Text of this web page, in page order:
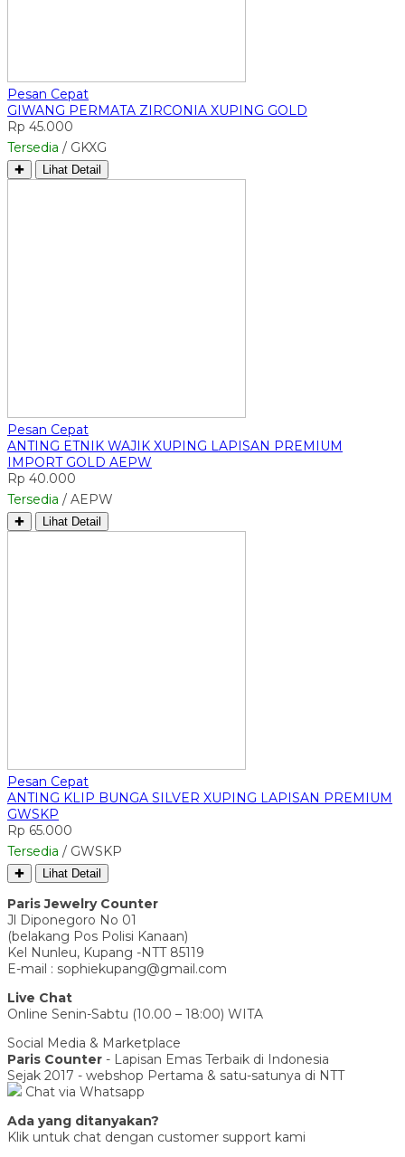
Pesan Cepat
GIWANG PERMATA ZIRCONIA XUPING GOLD
Rp 45.000
Tersedia / GKXG
✚ Lihat Detail
Pesan Cepat
ANTING ETNIK WAJIK XUPING LAPISAN PREMIUM
IMPORT GOLD AEPW
Rp 40.000
Tersedia / AEPW
✚ Lihat Detail
Pesan Cepat
ANTING KLIP BUNGA SILVER XUPING LAPISAN PREMIUM
GWSKP
Rp 65.000
Tersedia / GWSKP
✚ Lihat Detail
Paris Jewelry Counter
Jl Diponegoro No 01
(belakang Pos Polisi Kanaan)
Kel Nunleu, Kupang -NTT 85119
E-mail : sophiekupang@gmail.com
Live Chat
Online Senin-Sabtu (10.00 – 18:00) WITA
Social Media & Marketplace
Paris Counter - Lapisan Emas Terbaik di Indonesia
Sejak 2017 - webshop Pertama & satu-satunya di NTT
Chat via Whatsapp
Ada yang ditanyakan?
Klik untuk chat dengan customer support kami